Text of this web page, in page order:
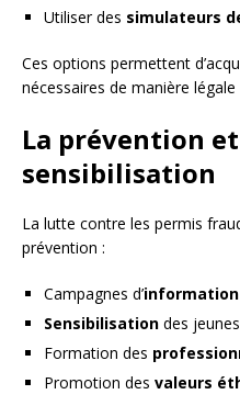
Utiliser des simulateurs
Ces options permettent
nécessaires de manière légale
La prévention
sensibilisation
La lutte contre les permis
prévention :
Campagnes d’information
Sensibilisation des
Formation des
Promotion des valeurs